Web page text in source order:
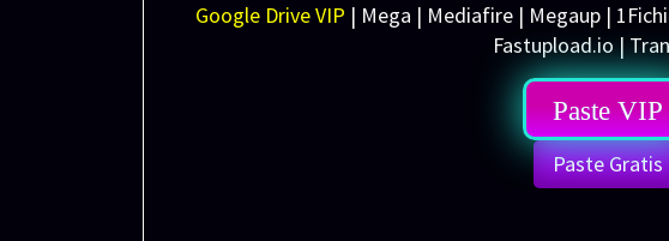
Google Drive VIP | Mega | Mediafire | Megaup |
Fastupload.io |
Paste VIP
Paste Gratis